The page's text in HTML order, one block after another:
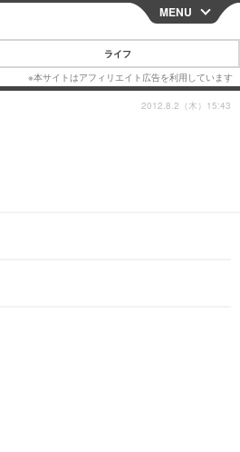
CLOSE
MENU
ライフ
2012.8.2（木）15:43